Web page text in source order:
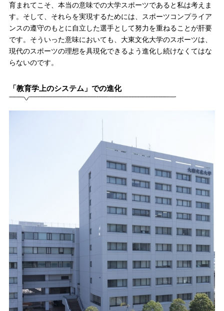
育まれてこそ、本当の意味での大学スポーツであると私は考えま
す。そして、それらを実現するためには、スポーツコンプライア
ンスの遵守のもとに自立した選手として努力を重ねることが肝要
です。そういった意味においても、大東文化大学のスポーツは、
現代のスポーツの理想を具現化できるよう進化し続けなくてはな
らないのです。
「教育学上のシステム」での進化